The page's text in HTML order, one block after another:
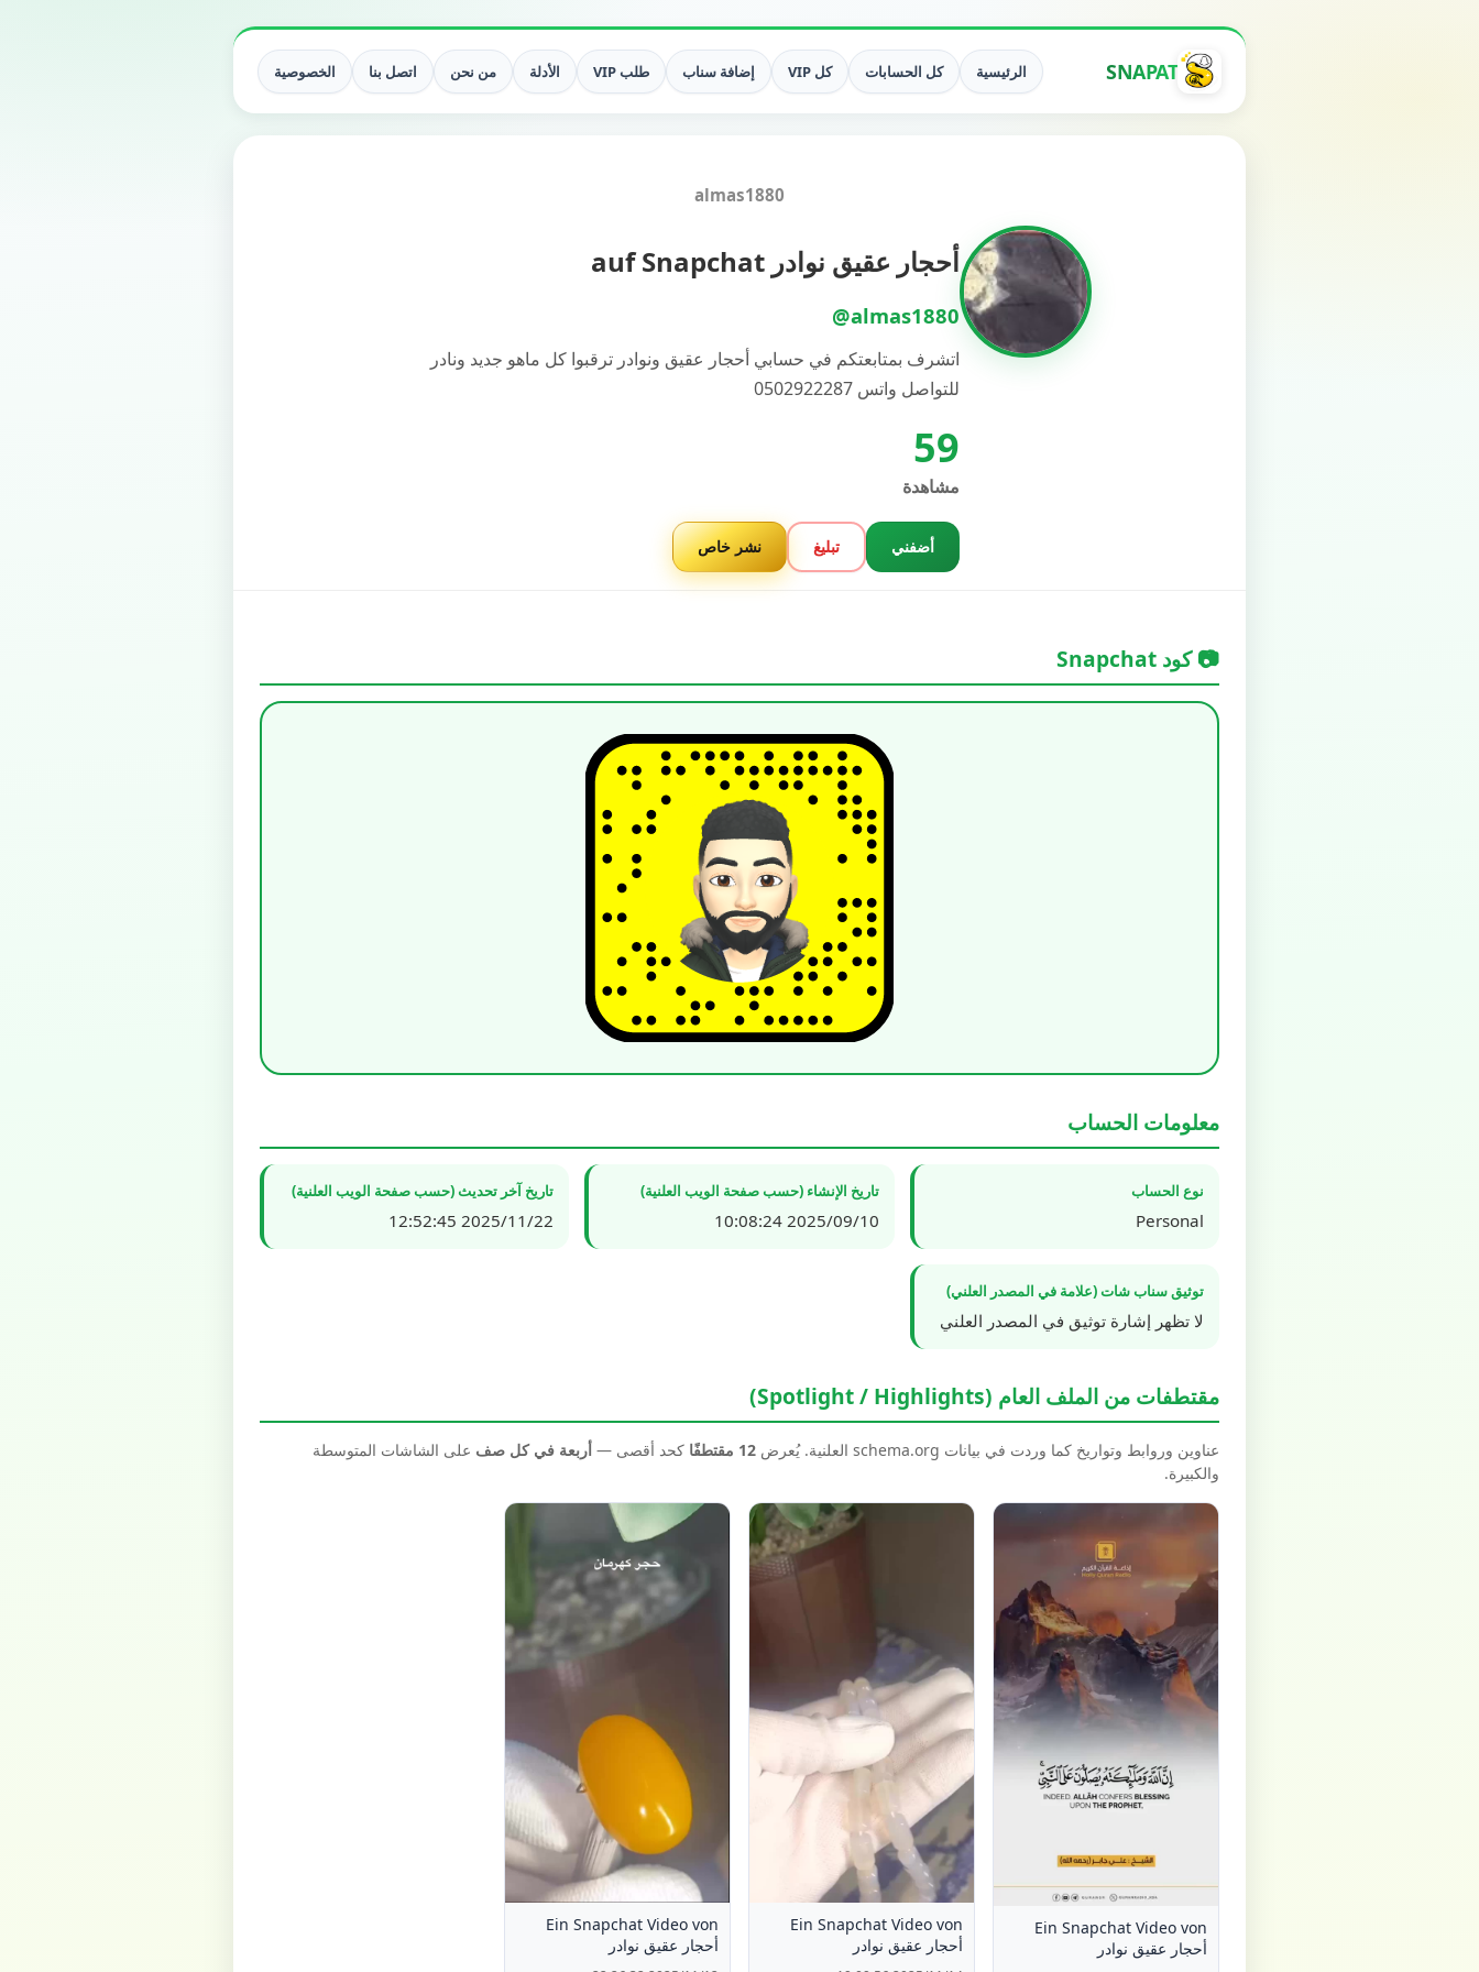
SNAPAT الرئيسية كل الحسابات كل VIP إضافة سناب طلب VIP الأدلة من نحن اتصل بنا الخصوصية
almas1880
أحجار عقيق نوادر auf Snapchat
@almas1880
اتشرف بمتابعتكم في حسابي أحجار عقيق ونوادر ترقبوا كل ماهو جديد ونادر
للتواصل واتس 0502922287
59
مشاهدة
أضفني تبليغ نشر خاص
📷 كود Snapchat
معلومات الحساب
نوع الحساب
Personal
تاريخ الإنشاء (حسب صفحة الويب العلنية)
2025/09/10 10:08:24
تاريخ آخر تحديث (حسب صفحة الويب العلنية)
2025/11/22 12:52:45
توثيق سناب شات (علامة في المصدر العلني)
لا تظهر إشارة توثيق في المصدر العلني
مقتطفات من الملف العام (Spotlight / Highlights)
عناوين وروابط وتواريخ كما وردت في بيانات schema.org العلنية. يُعرض 12 مقتطفًا كحد أقصى — أربعة في كل صف على الشاشات المتوسطة
والكبيرة.
Ein Snapchat Video von
أحجار عقيق نوادر
Ein Snapchat Video von
أحجار عقيق نوادر
Ein Snapchat Video von
أحجار عقيق نوادر